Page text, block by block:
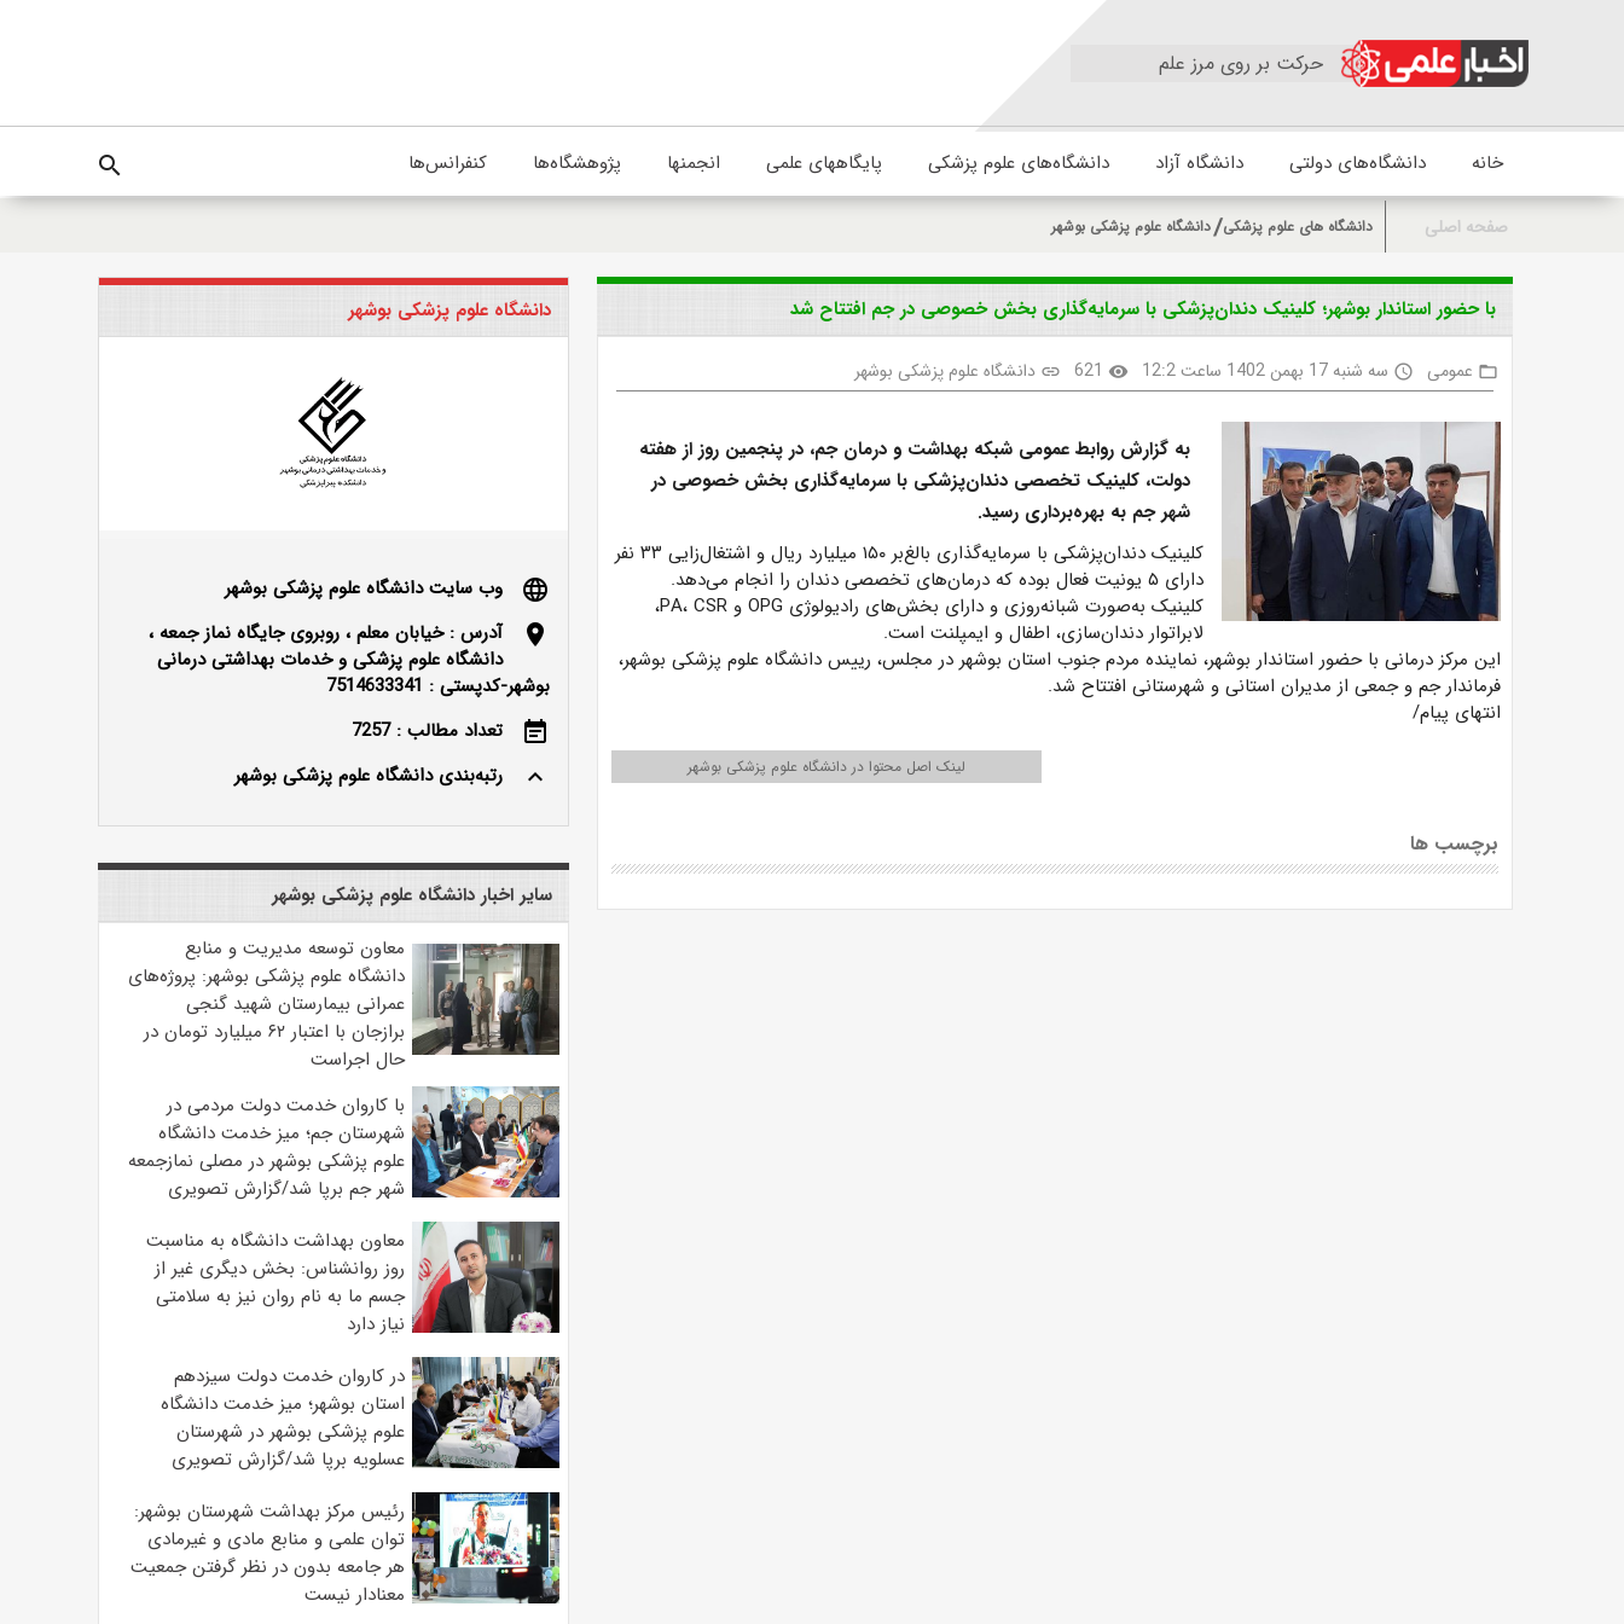
حرکت بر روی مرز علم
خانه دانشگاه‌های دولتی دانشگاه آزاد دانشگاه‌های علوم پزشکی پایگاههای علمی انجمنها پژوهشگاه‌ها کنفرانس‌ها search
صفحه اصلی دانشگاه های علوم پزشکی دانشگاه علوم پزشکی بوشهر
با حضور استاندار بوشهر؛ کلینیک دندان‌پزشکی با سرمایه‌گذاری بخش خصوصی در جم افتتاح شد
folder_open عمومی access_time سه شنبه 17 بهمن 1402 ساعت 12:2 visibility
621
link دانشگاه علوم پزشکی بوشهر
به گزارش روابط عمومی شبکه بهداشت و درمان جم، در پنجمین روز از هفته
دولت، کلینیک تخصصی دندان‌پزشکی با سرمایه‌گذاری بخش خصوصی در
شهر جم به بهره‌برداری رسید.
کلینیک دندان‌پزشکی با سرمایه‌گذاری بالغ‌بر ۱۵۰ میلیارد ریال و اشتغال‌زایی ۳۳ نفر
دارای ۵ یونیت فعال بوده که درمان‌های تخصصی دندان را انجام می‌دهد.
کلینیک به‌صورت شبانه‌روزی و دارای بخش‌های رادیولوژی OPG و PA، CSR،
لابراتوار دندان‌سازی، اطفال و ایمپلنت است.
این مرکز درمانی با حضور استاندار بوشهر، نماینده مردم جنوب استان بوشهر در مجلس، رییس دانشگاه علوم پزشکی بوشهر،
فرماندار جم و جمعی از مدیران استانی و شهرستانی افتتاح شد.
انتهای پیام/
لینک اصل محتوا در دانشگاه علوم پزشکی بوشهر
برچسب ها
دانشگاه علوم پزشکی بوشهر
language
وب سایت دانشگاه علوم پزشکی بوشهر
location_on
آدرس : خیابان معلم ، روبروی جایگاه نماز جمعه ،
دانشگاه علوم پزشکی و خدمات بهداشتی درمانی
بوشهر-کدپستی : 7514633341
event_note
تعداد مطالب : 7257
keyboard_arrow_up
رتبه‌بندی دانشگاه علوم پزشکی بوشهر
سایر اخبار دانشگاه علوم پزشکی بوشهر
معاون توسعه مدیریت و منابع
دانشگاه علوم پزشکی بوشهر: پروژه‌های
عمرانی بیمارستان شهید گنجی
برازجان با اعتبار ۶۲ میلیارد تومان در
حال اجراست
با کاروان خدمت دولت مردمی در
شهرستان جم؛ میز خدمت دانشگاه
علوم پزشکی بوشهر در مصلی نمازجمعه
شهر جم برپا شد/گزارش تصویری
معاون بهداشت دانشگاه به مناسبت
روز روانشناس: بخش دیگری غیر از
جسم ما به نام روان نیز به سلامتی
نیاز دارد
در کاروان خدمت دولت سیزدهم
استان بوشهر؛ میز خدمت دانشگاه
علوم پزشکی بوشهر در شهرستان
عسلویه برپا شد/گزارش تصویری
رئیس مرکز بهداشت شهرستان بوشهر:
توان علمی و منابع مادی و غیرمادی
هر جامعه بدون در نظر گرفتن جمعیت
معنادار نیست